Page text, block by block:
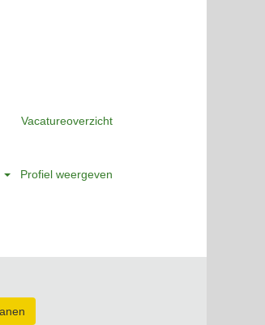
Vacatureoverzicht
Profiel weergeven